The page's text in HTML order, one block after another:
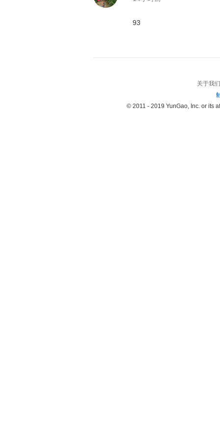
93
关于我们
© 2011 - 2019 YunGao, Inc. or its